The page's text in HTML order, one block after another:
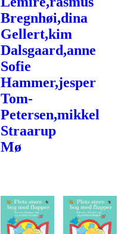
Bregnhøi,dina
Gellert,kim
Dalsgaard,anne
Sofie
Hammer,jesper
Tom-
Petersen,mikkel
Straarup
Mø